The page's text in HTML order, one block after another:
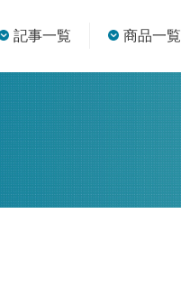
記事一覧 商品一覧